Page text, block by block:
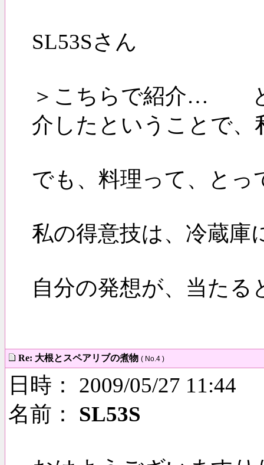
SL53Sさん
＞こちらで紹介… と
介したということで、
でも、料理って、と
私の得意技は、冷蔵庫
自分の発想が、当た
Re: 大根とスペアリブの煮物 ( No.4 )
日時： 2009/05/27 11:44
名前： SL53S